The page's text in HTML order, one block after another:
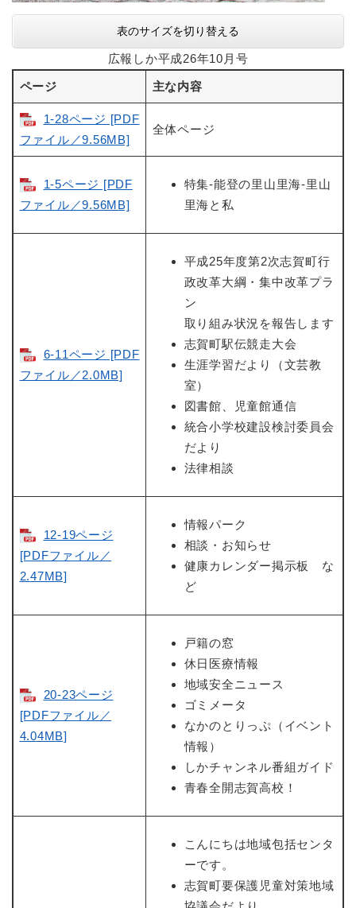
表のサイズを切り替える
広報しか平成26年10月号
ページ 主な内容
1-28ページ [PDF
ファイル／9.56MB]
全体ページ
1-5ページ [PDF
ファイル／9.56MB]
特集-能登の里山里海-里山
里海と私
6-11ページ [PDF
ファイル／2.0MB]
平成25年度第2次志賀町行
政改革大綱・集中改革プラ
ン
取り組み状況を報告します
志賀町駅伝競走大会
生涯学習だより（文芸教
室）
図書館、児童館通信
統合小学校建設検討委員会
だより
法律相談
12-19ページ
[PDFファイル／
2.47MB]
情報パーク
相談・お知らせ
健康カレンダー掲示板 な
ど
20-23ページ
[PDFファイル／
4.04MB]
戸籍の窓
休日医療情報
地域安全ニュース
ゴミメータ
なかのとりっぷ（イベント
情報）
しかチャンネル番組ガイド
青春全開志賀高校！
こんにちは地域包括センタ
ーです。
志賀町要保護児童対策地域